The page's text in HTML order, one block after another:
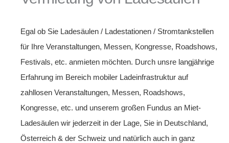
Egal ob Sie Ladesäulen / Ladestationen / Stromtankstellen
für Ihre Veranstaltungen, Messen, Kongresse, Roadshows,
Festivals, etc. anmieten möchten. Durch unsre langjährige
Erfahrung im Bereich mobiler Ladeinfrastruktur auf
zahllosen Veranstaltungen, Messen, Roadshows,
Kongresse, etc. und unserem großen Fundus an Miet-
Ladesäulen wir jederzeit in der Lage, Sie in Deutschland,
Österreich & der Schweiz und natürlich auch in ganz